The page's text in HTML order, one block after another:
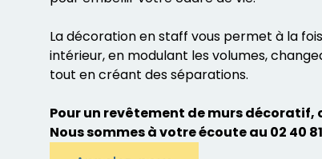
La décoration en staff vous permet à la
intérieur, en modulant les volumes,
tout en créant des séparations.
Pour un revêtement de murs décoratif,
Nous sommes à votre écoute au 02 40